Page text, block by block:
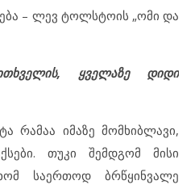
– ლევ ტოლსტოის „ომი და
ყველაზე დიდი
რამაა იმაზე მომხიბლავი,
თუკი შემდგომ მისი
საერთოდ ბრწყინვალე